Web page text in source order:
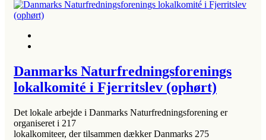
Danmarks Naturfredningsforenings
lokalkomité i Fjerritslev (ophørt)
Det lokale arbejde i Danmarks Naturfredningsforening er
organiseret i 217
lokalkomiteer, der tilsammen dækker Danmarks 275